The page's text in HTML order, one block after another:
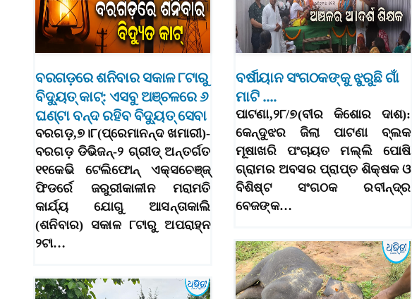
ବରଗଡ଼ରେ ଶନିବାର ସକାଳ ୮ଟାରୁ
ବିଦ୍ୟୁତ୍ କାଟ୍: ଏସବୁ ଅଞ୍ଚଳରେ ୬
ଘଣ୍ଟା ବନ୍ଦ ରହିବ ବିଦ୍ୟୁତ୍ ସେବା
ବରଗଡ଼,୭।୮(ପ୍ରେମାନନ୍ଦ ଖମାରୀ)-
ବରଗଡ଼ ଡିଭିଜନ୍-୨ ଗ୍ରୀଡ୍ ଅନ୍ତର୍ଗତ
୧୧କେଭି ଟେଲିଫୋନ୍ ଏକ୍ସଚେଞ୍ଜ୍
ଫିଡର୍ରେ ଜରୁରୀକାଳୀନ ମରାମତି
କାର୍ଯ୍ୟ ଯୋଗୁ ଆସନ୍ତାକାଲି
(ଶନିବାର) ସକାଳ ୮ଟାରୁ ଅପରାହ୍ନ
୨ଟା…
ବର୍ଷୀୟାନ ସଂଗଠକଙ୍କୁ ଝୁରୁଛି ଗାଁ
ମାଟି ….
ପାଟଣା,୨୮/୭(ବୀର କିଶୋର ଦାଶ):
କେନ୍ଦୁଝର ଜିଲା ପାଟଣା ବ୍ଲକ
ମୂଷାଖରି ପଂଚାୟତ ମଲ୍ଲି ପୋଷି
ଗ୍ରାମର ଅବସର ପ୍ରାପ୍ତ ଶିକ୍ଷକ ଓ
ବିଶିଷ୍ଟ ସଂଗଠକ ରବୀନ୍ଦ୍ର
ବେଜଙ୍କ…